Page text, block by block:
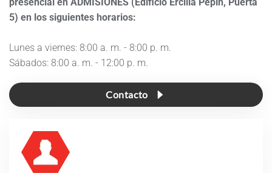
presencial en ADMISIONES (Edificio Ercilia Pepín, Puerta
5) en los siguientes horarios:
Lunes a viernes: 8:00 a. m. - 8:00 p. m.
Sábados: 8:00 a. m. - 12:00 p. m.
Contacto